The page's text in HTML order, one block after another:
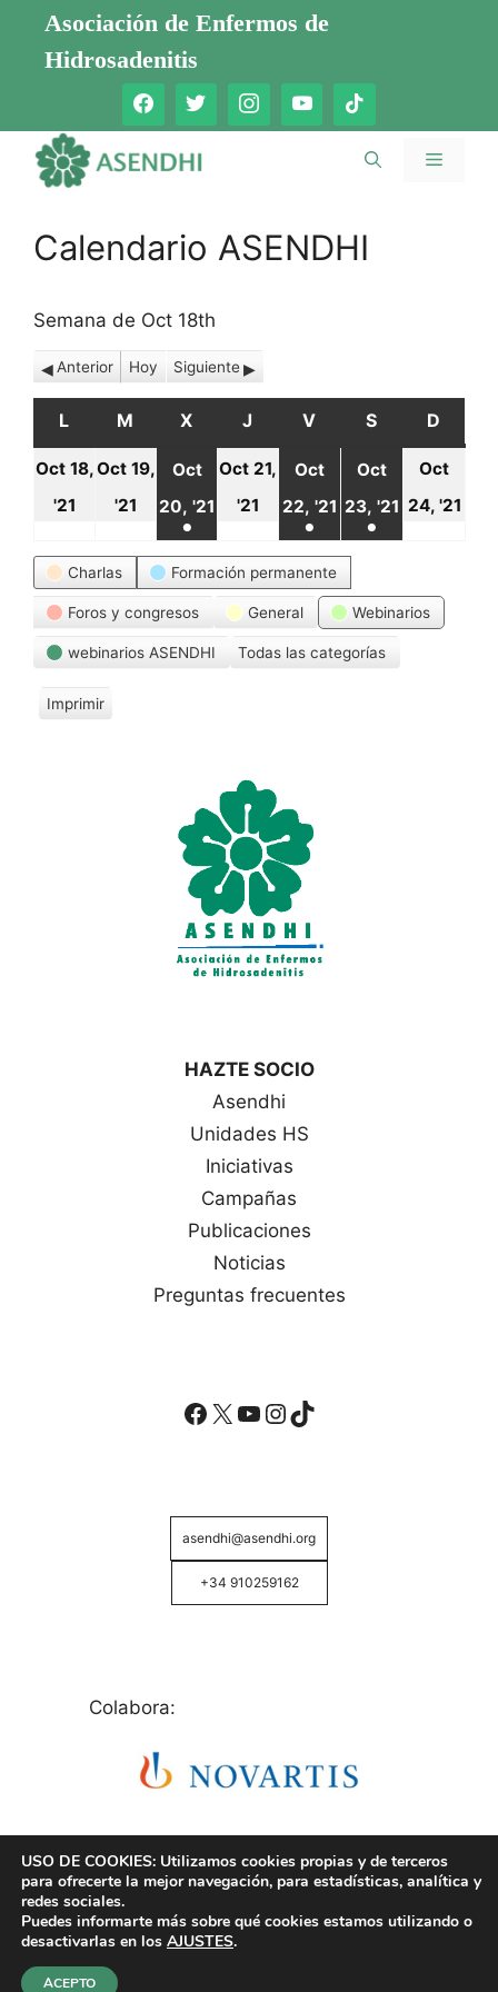
Saltar
contenido
Asociación de Enfermos de
Hidrosadenitis
Menú
Calendario ASENDHI
Semana de Oct 18th
Anterior Hoy Siguiente
L LUNES
M MARTES
X MIÉRCOLES
J JUEVES
V VIERNES
S SÁBADO
D
Oct 18,
'21
octubre,
2021
Oct 19,
'21
19
octubre,
2021
Oct
20, '21
20
octubre,
2021
●
(1
event)
Oct 21,
'21
21
octubre,
2021
Oct
22, '21 22
octubre,
●
(1
event)
Oct
23, '21 23
octubre,
●
event)
Oct
24, '21
Categorías
Charlas Formación permanente
Foros y congresos General Webinarios
webinarios ASENDHI Todas las categorías
Imprimir
V
HAZTE SOCIO
Asendhi
Unidades HS
Iniciativas
Campañas
Publicaciones
Noticias
Preguntas frecuentes
Facebook
X YouTube
Instagram
TikTok
asendhi@asendhi.org
+34 910259162
Colabora:
© Copyright 2026 ASENDHI - Asociación de Enfermos
USO DE COOKIES: Utilizamos cookies propias y de terceros
para ofrecerte la mejor navegación, para estadísticas, analítica y
redes sociales.
Puedes informarte más sobre qué cookies estamos utilizando o
desactivarlas en los AJUSTES.
ACEPTO